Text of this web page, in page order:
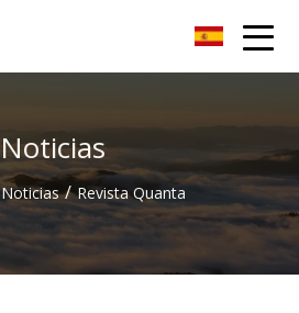
Noticias
Noticias / Revista Quanta